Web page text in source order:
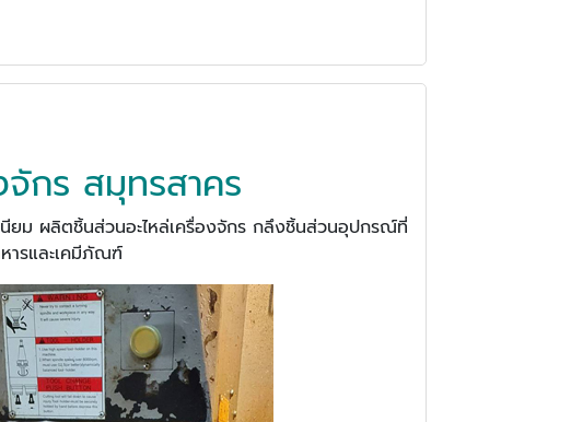
จักร สมุทรสาคร
นียม ผลิตชิ้นส่วนอะไหล่เครื่องจักร กลึงชิ้นส่วนอุปกรณ์ที่
ารและเคมีภัณฑ์